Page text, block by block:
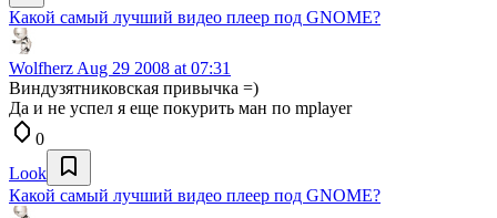
Какой самый лучший видео плеер под GNOME?
Wolfherz Aug 29 2008 at 07:31
Виндузятниковская привычка =)
Да и не успел я еще покурить ман по mplayer
0
Look
Какой самый лучший видео плеер под GNOME?